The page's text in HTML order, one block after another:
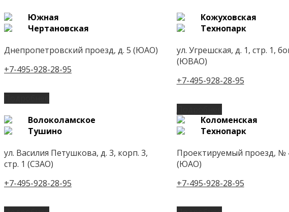
Южная
Чертановская
Днепропетровский проезд, д. 5 (ЮАО)
+7-495-928-28-95
Кожуховская
Технопарк
ул. Угрешская, д. 1, стр. 1,
(ЮВАО)
+7-495-928-28-95
Волоколамское
Тушино
ул. Василия Петушкова, д. 3, корп. 3,
стр. 1 (СЗАО)
+7-495-928-28-95
Коломенская
Технопарк
Проектируемый проезд, №
(ЮАО)
+7-495-928-28-95